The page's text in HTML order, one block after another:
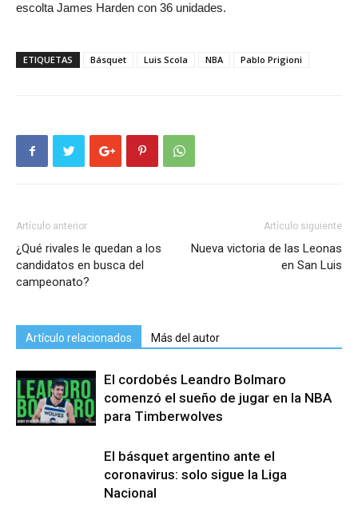
escolta James Harden con 36 unidades.
ETIQUETAS Básquet Luis Scola NBA Pablo Prigioni
Artículo anterior
¿Qué rivales le quedan a los
candidatos en busca del
campeonato?
Artículo siguiente
Nueva victoria de las Leonas
en San Luis
Artículo relacionados Más del autor
El cordobés Leandro Bolmaro
comenzó el sueño de jugar en la NBA
para Timberwolves
El básquet argentino ante el
coronavirus: solo sigue la Liga
Nacional